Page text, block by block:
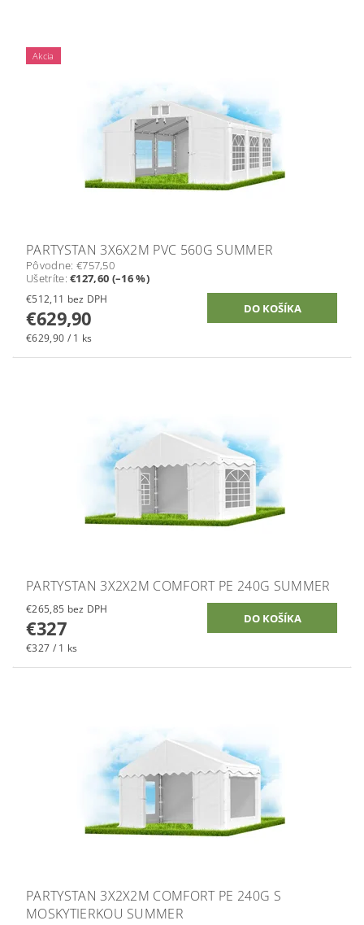
Akcia
PARTYSTAN 3X6X2M PVC 560G SUMMER
Pôvodne: €757,50
Ušetríte:€127,60 (–16 %)
€512,11 bez DPH
€629,90
€629,90 / 1 ks
PARTYSTAN 3X2X2M COMFORT PE 240G SUMMER
€265,85 bez DPH
€327
€327 / 1 ks
PARTYSTAN 3X2X2M COMFORT PE 240G S
MOSKYTIERKOU SUMMER